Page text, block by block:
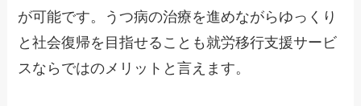
が可能です。うつ病の治療を進めながらゆっくり
と社会復帰を目指せることも就労移行支援サービ
スならではのメリットと言えます。